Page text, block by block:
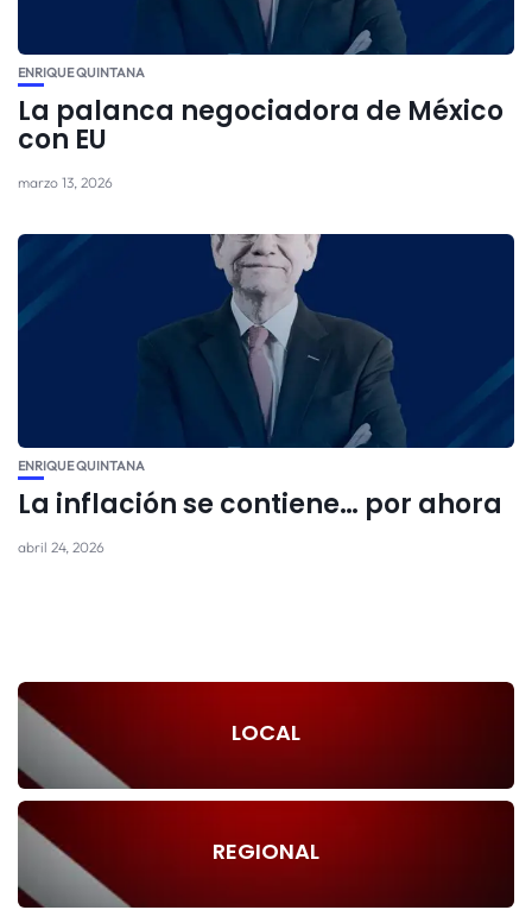
ENRIQUE QUINTANA
La palanca negociadora de México
con EU
marzo 13, 2026
ENRIQUE QUINTANA
La inflación se contiene… por ahora
abril 24, 2026
LOCAL
REGIONAL